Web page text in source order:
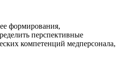
формирования,
перспективные
компетенций медперсонала,